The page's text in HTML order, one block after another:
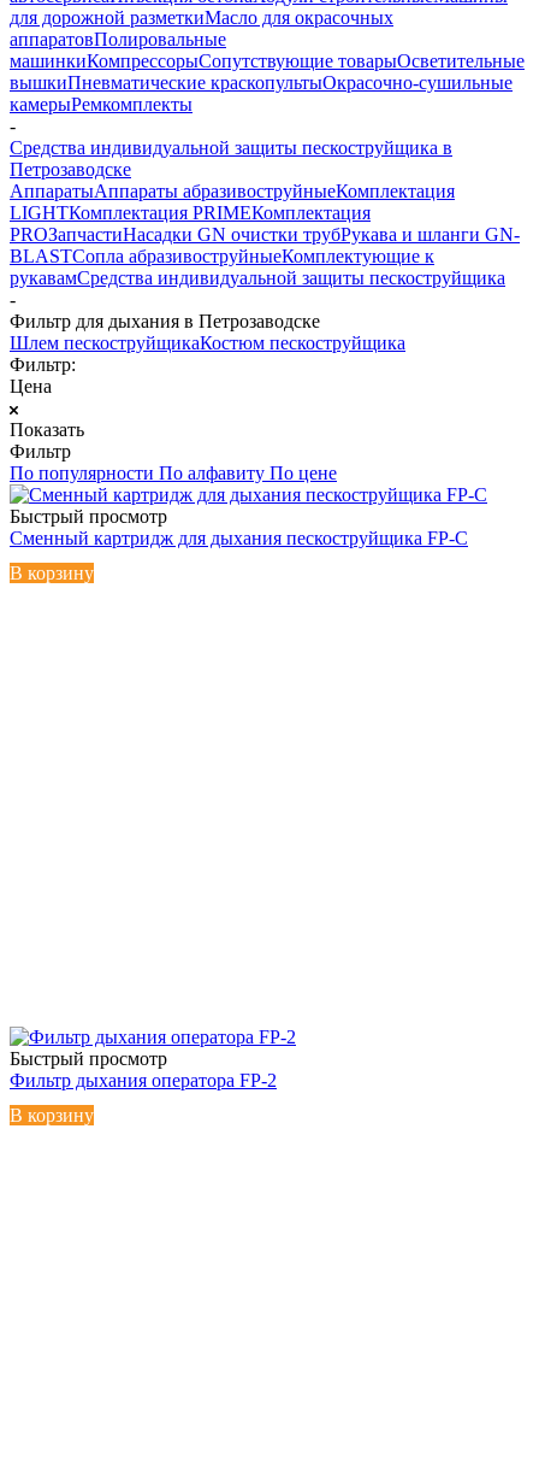
для дорожной разметкиМасло для окрасочных
аппаратовПолировальные
машинкиКомпрессорыСопутствующие товарыОсветительные
вышкиПневматические краскопультыОкрасочно-сушильные
камерыРемкомплекты
-
Средства индивидуальной защиты пескоструйщика в
Петрозаводске
АппаратыАппараты абразивоструйныеКомплектация
LIGHTКомплектация PRIMEКомплектация
PROЗапчастиНасадки GN очистки трубРукава и шланги GN-
BLASTСопла абразивоструйныеКомплектующие к
рукавамСредства индивидуальной защиты пескоструйщика
-
Фильтр для дыхания в Петрозаводске
Шлем пескоструйщикаКостюм пескоструйщика
Фильтр:
Цена
Показать
Фильтр
По популярности По алфавиту По цене
Быстрый просмотр
Сменный картридж для дыхания пескоструйщика FP-C
В корзину
Быстрый просмотр
Фильтр дыхания оператора FP-2
В корзину